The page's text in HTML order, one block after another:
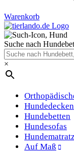
Warenkorb
Suche nach
×
Hundedecken
Hundebetten
Hundesofas
Auf Maß